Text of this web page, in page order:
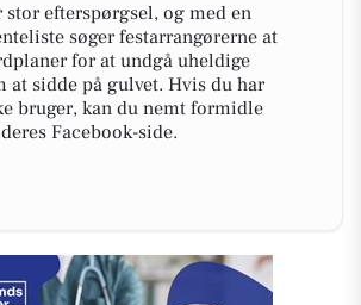
stor efterspørgsel, og med en
søger festarrangørerne at
for at undgå uheldige
at sidde på gulvet. Hvis du har
bruger, kan du nemt formidle
Facebook-side.